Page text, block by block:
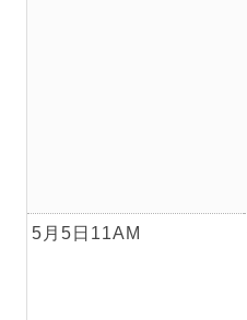
5月5日11AM